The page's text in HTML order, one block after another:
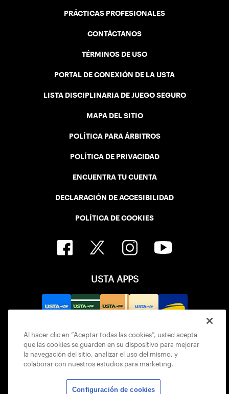
PRÁCTICAS PROFESIONALES
CONTÁCTANOS
TÉRMINOS DE USO
PORTAL DE CONEXIÓN DE LA USTA
LISTA DISCIPLINARIA DE JUEGO SEGURO
MAPA DEL SITIO
POLÍTICA PARA ÁRBITROS
POLÍTICA DE PRIVACIDAD
ENCUENTRA TU CUENTA
DECLARACIÓN DE ACCESIBILIDAD
POLÍTICA DE COOKIES
USTA APPS
Al hacer clic en “Aceptar todas las cookies”, usted acepta
que las cookies se guarden en su dispositivo para mejorar
la navegación del sitio, analizar el uso del mismo, y
colaborar con nuestros estudios para marketing.
Configuración de cookies